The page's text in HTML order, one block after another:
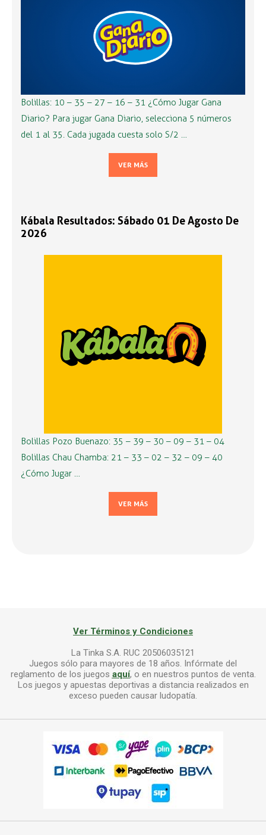
Bolillas: 10 – 35 – 27 – 16 – 31 ¿Cómo Jugar Gana
Diario? Para jugar Gana Diario, selecciona 5 números
del 1 al 35. Cada jugada cuesta solo S/2 …
VER MÁS
Kábala Resultados: Sábado 01 De Agosto De
2026
Bolillas Pozo Buenazo: 35 – 39 – 30 – 09 – 31 – 04
Bolillas Chau Chamba: 21 – 33 – 02 – 32 – 09 – 40
¿Cómo Jugar …
VER MÁS
Ver Términos y Condiciones
La Tinka S.A. RUC 20506035121
Juegos sólo para mayores de 18 años. Infórmate del
reglamento de los juegos aquí, o en nuestros puntos de venta.
Los juegos y apuestas deportivas a distancia realizados en
exceso pueden causar ludopatía.